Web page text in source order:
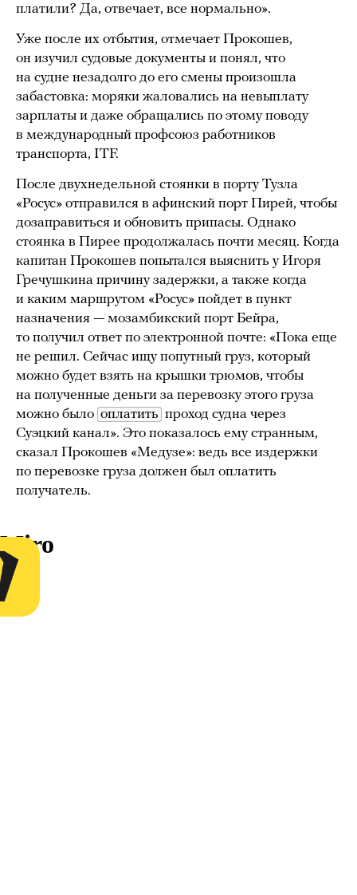
платили? Да, отвечает, все нормально».
Уже после их отбытия, отмечает Прокошев,
он изучил судовые документы и понял, что
на судне незадолго до его смены произошла
забастовка: моряки жаловались на невыплату
зарплаты и даже обращались по этому поводу
в международный профсоюз работников
транспорта, ITF.
После двухнедельной стоянки в порту Тузла
«Росус» отправился в афинский порт Пирей, чтобы
дозаправиться и обновить припасы. Однако
стоянка в Пирее продолжалась почти месяц. Когда
капитан Прокошев попытался выяснить у Игоря
Гречушкина причину задержки, а также когда
и каким маршрутом «Росус» пойдет в пункт
назначения — мозамбикский порт Бейра,
то получил ответ по электронной почте: «Пока еще
не решил. Сейчас ищу попутный груз, который
можно будет взять на крышки трюмов, чтобы
на полученные деньги за перевозку этого груза
можно было оплатить проход судна через
Суэцкий канал». Это показалось ему странным,
сказал Прокошев «Медузе»: ведь все издержки
по перевозке груза должен был оплатить
получатель.